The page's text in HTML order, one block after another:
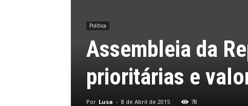
Política
Assembleia da
prioritárias e
Por Lusa - 8 de Abril de 2015 78